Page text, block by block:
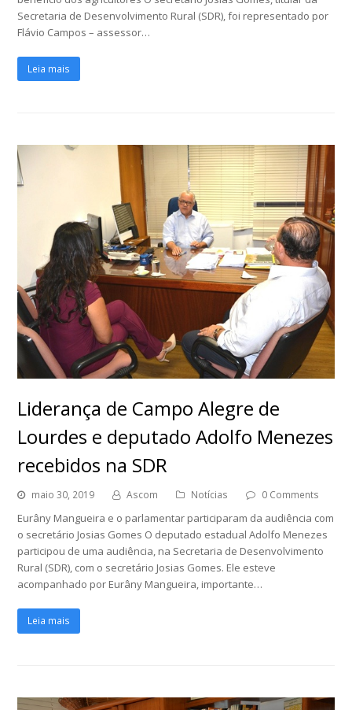
Secretaria de Desenvolvimento Rural (SDR), foi representado por
Flávio Campos – assessor…
Leia mais
Liderança de Campo Alegre de
Lourdes e deputado Adolfo Menezes
recebidos na SDR
maio 30, 2019 Ascom Notícias 0 Comments
Eurâny Mangueira e o parlamentar participaram da audiência com
o secretário Josias Gomes O deputado estadual Adolfo Menezes
participou de uma audiência, na Secretaria de Desenvolvimento
Rural (SDR), com o secretário Josias Gomes. Ele esteve
acompanhado por Eurâny Mangueira, importante…
Leia mais